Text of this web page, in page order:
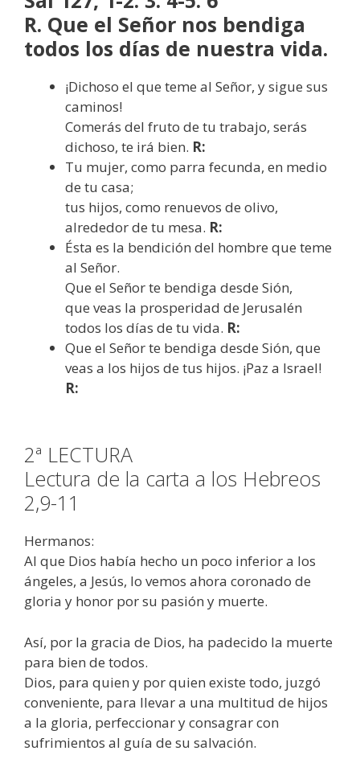
R. Que el Señor nos bendiga
todos los días de nuestra vida.
¡Dichoso el que teme al Señor, y sigue sus
caminos!
Comerás del fruto de tu trabajo, serás
dichoso, te irá bien. R:
Tu mujer, como parra fecunda, en medio
de tu casa;
tus hijos, como renuevos de olivo,
alrededor de tu mesa. R:
Ésta es la bendición del hombre que teme
al Señor.
Que el Señor te bendiga desde Sión,
que veas la prosperidad de Jerusalén
todos los días de tu vida. R:
Que el Señor te bendiga desde Sión, que
veas a los hijos de tus hijos. ¡Paz a Israel!
R:
2ª LECTURA
Lectura de la carta a los Hebreos
2,9-11
Hermanos:
Al que Dios había hecho un poco inferior a los
ángeles, a Jesús, lo vemos ahora coronado de
gloria y honor por su pasión y muerte.
Así, por la gracia de Dios, ha padecido la muerte
para bien de todos.
Dios, para quien y por quien existe todo, juzgó
conveniente, para llevar a una multitud de hijos
a la gloria, perfeccionar y consagrar con
sufrimientos al guía de su salvación.